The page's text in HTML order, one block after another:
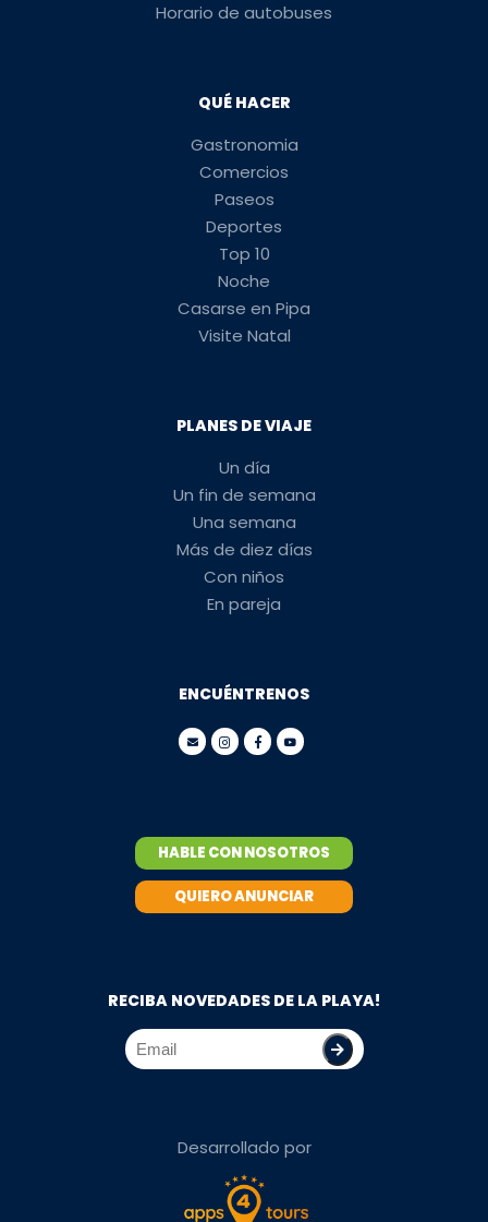
Horario de autobuses
QUÉ HACER
Gastronomia
Comercios
Paseos
Deportes
Top 10
Noche
Casarse en Pipa
Visite Natal
PLANES DE VIAJE
Un día
Un fin de semana
Una semana
Más de diez días
Con niños
En pareja
ENCUÉNTRENOS
HABLE CON NOSOTROS
QUIERO ANUNCIAR
RECIBA NOVEDADES DE LA PLAYA!
Desarrollado por